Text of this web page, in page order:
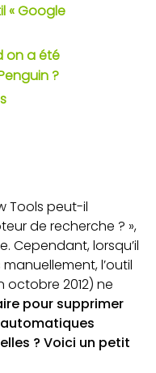
« Google
on a été
?
Tools peut-il
de recherche ? »,
Cependant, lorsqu’il
l’outil
octobre 2012) ne
pour supprimer
automatiques
? Voici un petit